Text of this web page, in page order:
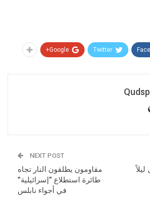
Twitter
Google+
NEXT POST
مقاومون يطلقون النار تجاه
طائرة استطلاع “إسرائيلية”
في أجواء نابلس